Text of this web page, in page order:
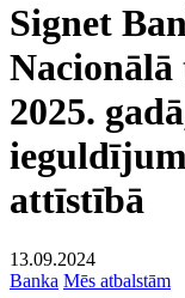
Signet
2025.
attīstībā
13.09.2024
Banka Mēs atbalstām